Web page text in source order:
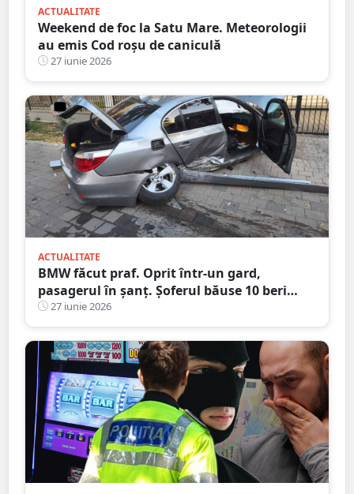
ACTUALITATE
Weekend de foc la Satu Mare. Meteorologii
au emis Cod roșu de caniculă
27 iunie 2026
ACTUALITATE
BMW făcut praf. Oprit într-un gard,
pasagerul în șanț. Șoferul băuse 10 beri
înainte să urce la volan
27 iunie 2026